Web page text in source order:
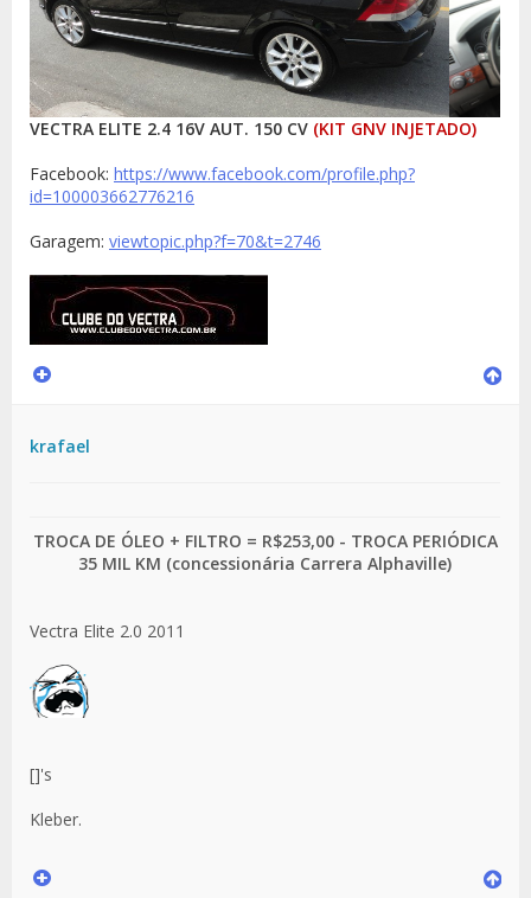
VECTRA ELITE 2.4 16V AUT. 150 CV (KIT GNV INJETADO)
Facebook: https://www.facebook.com/profile.php?
id=100003662776216
Garagem: viewtopic.php?f=70&t=2746
krafael
TROCA DE ÓLEO + FILTRO = R$253,00 - TROCA PERIÓDICA
35 MIL KM (concessionária Carrera Alphaville)
Vectra Elite 2.0 2011
[]'s
Kleber.